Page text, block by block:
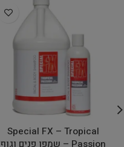
Special FX – Tropical
Passion – שמפו פנים וגוף